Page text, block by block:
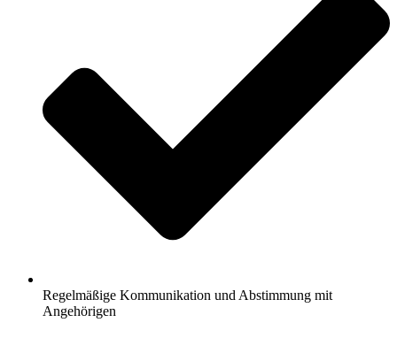
Regelmäßige Kommunikation und Abstimmung mit
Angehörigen